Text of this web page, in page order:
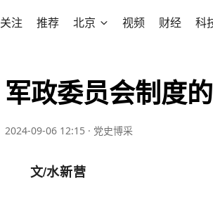
关注 推荐 北京 视频 财经 科
军政委员会制度
2024-09-06 12:15 · 党史博采
文/水新营